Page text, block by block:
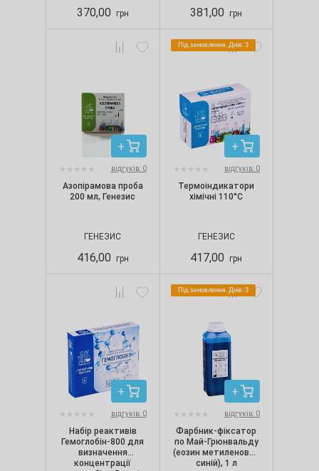
370,00 грн 381,00 грн
відгуків: 0
Азопірамова проба
200 мл, Генезис
ГЕНЕЗИС
416,00 грн
Під замовлення. Днів: 3
відгуків: 0
Термоіндикатори
хімічні 110°С
ГЕНЕЗИС
417,00 грн
відгуків: 0
Набір реактивів
Гемоглобін-800 для
визначення
концентрації
Під замовлення. Днів: 3
відгуків: 0
Фарбник-фіксатор
по Май-Грюнвальду
(еозин метиленовий
синій), 1 л